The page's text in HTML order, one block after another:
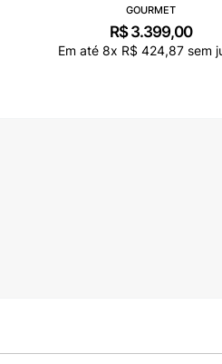
GOURMET
R$3.399,00
Em até8x R$ 424,87 sem